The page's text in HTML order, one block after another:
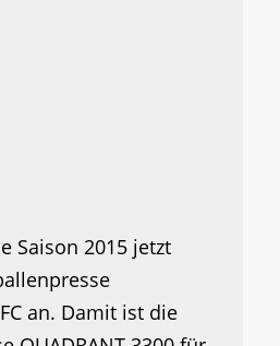
Saison 2015 jetzt
an. Damit ist die